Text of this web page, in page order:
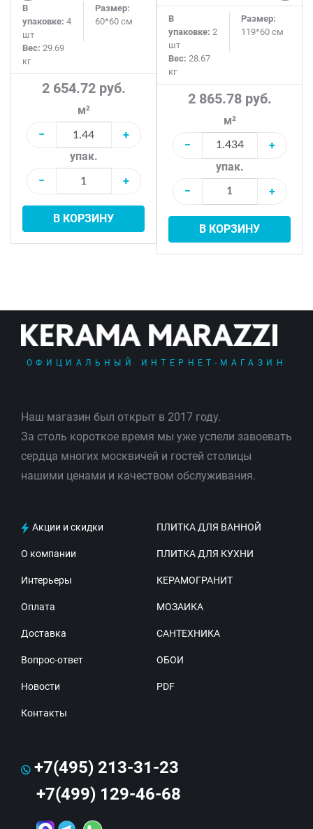
В
упаковке: 4
шт
Размер:
60*60 см
Вес: 29.69
кг
2 654.72 руб.
м²
−
+
упак.
−
+
В КОРЗИНУ
В
упаковке: 2
шт
Размер:
119*60 см
Вес: 28.67
кг
2 865.78 руб.
м²
−
+
упак.
−
+
В КОРЗИНУ
ОФИЦИАЛЬНЫЙ ИНТЕРНЕТ-МАГАЗИН
Наш магазин был открыт в 2017 году.
За столь короткое время мы уже успели завоевать
сердца многих москвичей и гостей столицы
нашими ценами и качеством обслуживания.
Акции и скидки
О компании
Интерьеры
Оплата
Доставка
Вопрос-ответ
Новости
Контакты
ПЛИТКА ДЛЯ ВАННОЙ
ПЛИТКА ДЛЯ КУХНИ
КЕРАМОГРАНИТ
МОЗАИКА
САНТЕХНИКА
ОБОИ
PDF
+7(495) 213-31-23
+7(499) 129-46-68